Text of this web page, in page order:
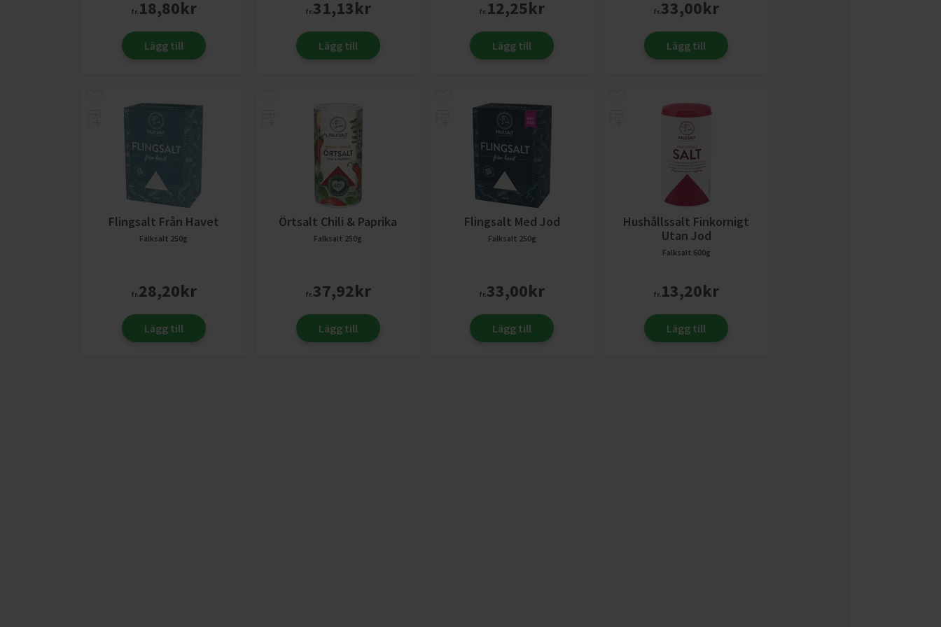
fr. 18,80kr
Lägg till
fr.31,13kr
Lägg till
fr. 12,25kr
Lägg till
fr.33,00kr
Lägg till
Flingsalt Från Havet
Falksalt 250g
fr.28,20kr
Lägg till
Örtsalt Chili & Paprika
Falksalt 250g
fr.37,92kr
Lägg till
Flingsalt Med Jod
Falksalt 250g
fr.33,00kr
Lägg till
Hushållssalt Finkornigt
Utan Jod
Falksalt 600g
fr. 13,20kr
Lägg till